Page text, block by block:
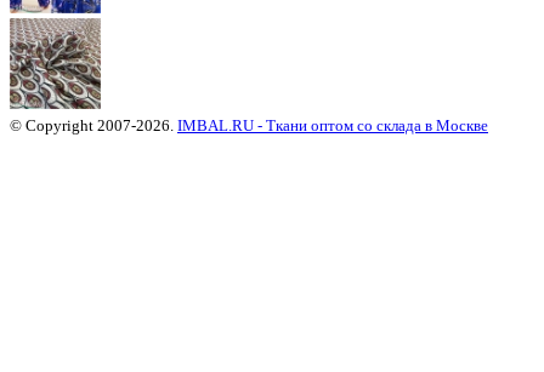
© Copyright 2007-2026. IMBAL.RU - Ткани оптом со склада в Москве